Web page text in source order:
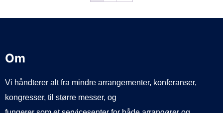
Om
Vi håndterer alt fra mindre arrangementer, konferanser,
kongresser, til større messer, og